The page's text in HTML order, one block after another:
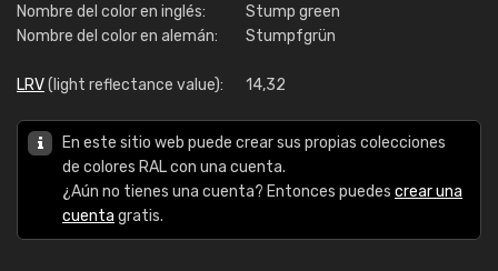
Nombre del color en inglés:
Stump green
Nombre del color en alemán:
Stumpfgrün
LRV(light reflectance value): 14,32
En este sitio web puede crear sus propias colecciones
de colores RAL con una cuenta.
¿Aún no tienes una cuenta? Entonces puedes crear una
cuenta gratis.